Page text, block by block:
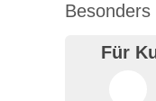
Für